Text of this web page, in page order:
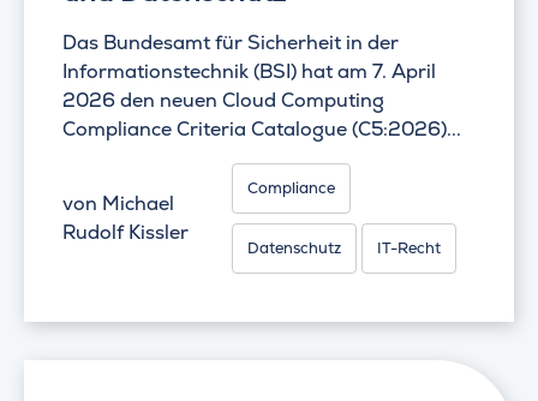
Das Bundesamt für Sicherheit in der
Informationstechnik (BSI) hat am 7. April
2026 den neuen Cloud Computing
Compliance Criteria Catalogue (C5:2026)...
von Michael
Rudolf Kissler
Compliance
Datenschutz IT-Recht